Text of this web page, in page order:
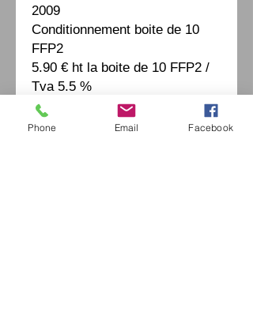
2009
Conditionnement boite de 10
FFP2
5.90 € ht la boite de 10 FFP2 /
Tva 5.5 %
Phone Email Facebook